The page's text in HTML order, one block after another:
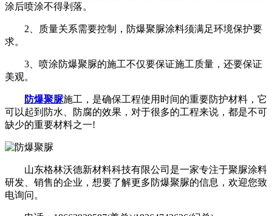
涂后喷涂不得剥落。
2、质量关系需要控制，防爆聚脲涂料须满足环境保护要
求。
3、喷涂防爆聚脲的施工不仅要保证施工质量，还要保证
美观。
防爆聚脲施工，是确保工程使用时间的重要防护材料，它
可以起到防水、防腐的效果，对于很多的工程来说，都是不可
缺少的重要材料之一!
山东格林沃德新材料科技有限公司是一家专注于聚脲涂料
研发、销售的企业，想要了解更多防爆聚脲的信息，欢迎您致
电询问。